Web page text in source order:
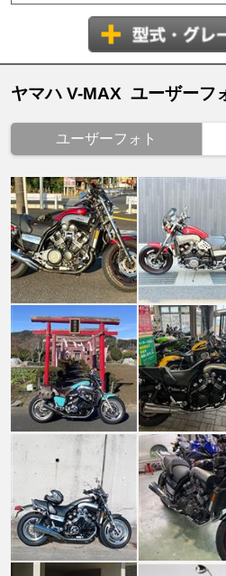
ヤマハ V-MAX ユーザーフ
ユーザーフォト